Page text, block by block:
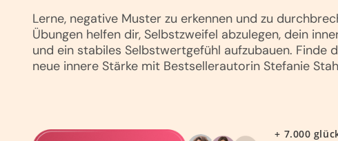
Lerne, negative Muster zu erkennen und zu
Übungen helfen dir, Selbstzweifel abzulegen, dein
und ein stabiles Selbstwertgefühl aufzubauen. Finde
neue innere Stärke mit Bestsellerautorin Stefanie
+ 7.000